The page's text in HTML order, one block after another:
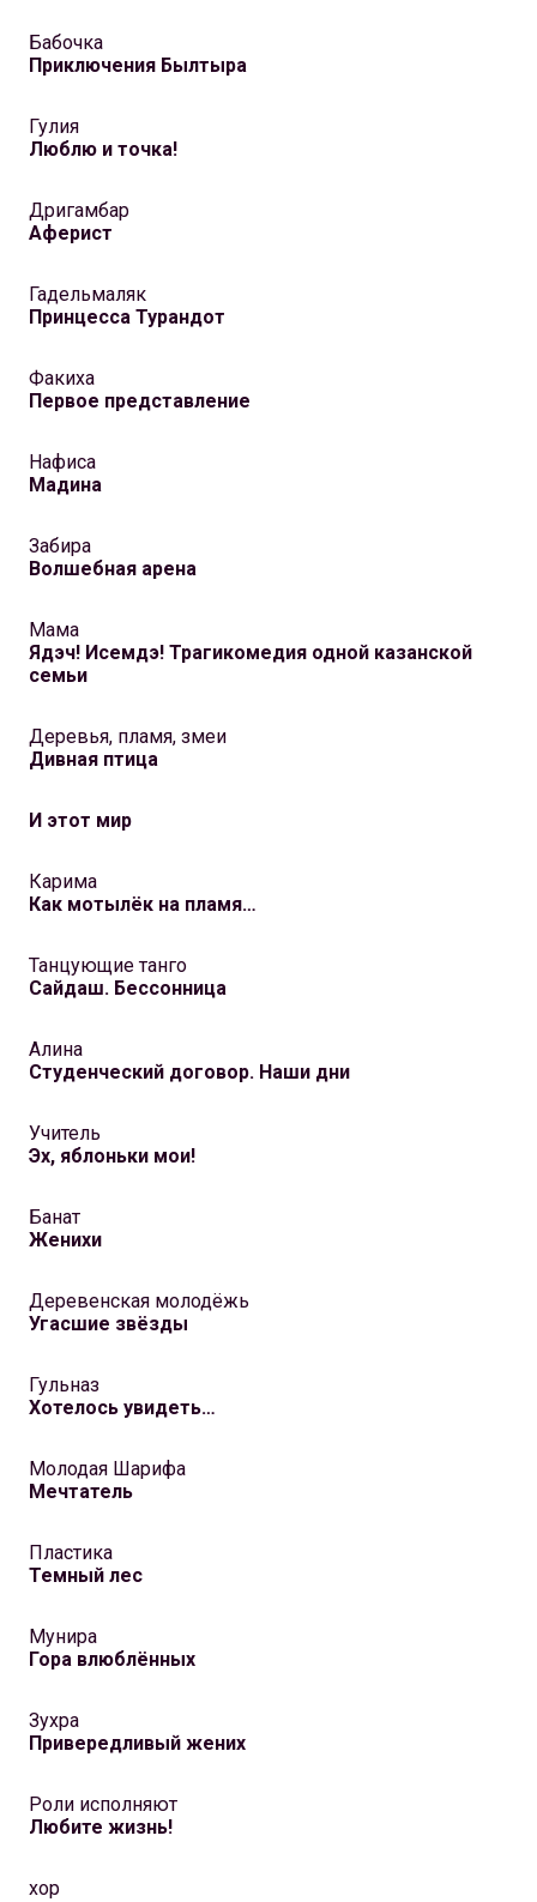
Бабочка
Приключения Былтыра
Гулия
Люблю и точка!
Дригамбар
Аферист
Гадельмаляк
Принцесса Турандот
Факиха
Первое представление
Нафиса
Мадина
Забира
Волшебная арена
Мама
Ядэч! Исемдэ! Трагикомедия одной казанской
семьи
Деревья, пламя, змеи
Дивная птица
И этот мир
Карима
Как мотылёк на пламя…
Танцующие танго
Сайдаш. Бессонница
Алина
Студенческий договор. Наши дни
Учитель
Эх, яблоньки мои!
Банат
Женихи
Деревенская молодёжь
Угасшие звёзды
Гульназ
Хотелось увидеть…
Молодая Шарифа
Мечтатель
Пластика
Темный лес
Мунира
Гора влюблённых
Зухра
Привередливый жених
Роли исполняют
Любите жизнь!
хор